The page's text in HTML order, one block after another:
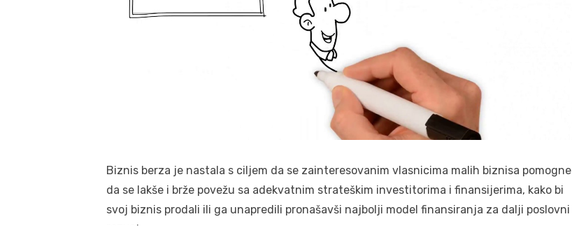
Biznis berza je nastala s ciljem da se zainteresovanim vlasnicima malih biznisa pomogne
da se lakše i brže povežu sa adekvatnim strateškim investitorima i finansijerima, kako bi
svoj biznis prodali ili ga unapredili pronašavši najbolji model finansiranja za dalji poslovni